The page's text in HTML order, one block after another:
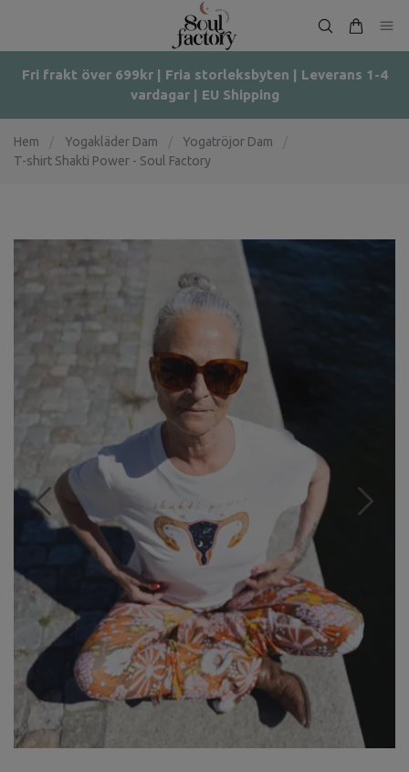
Fri frakt över 699kr | Fria storleksbyten | Leverans 1-4
vardagar | EU Shipping
Hem Yogakläder Dam Yogatröjor Dam
T-shirt Shakti Power - Soul Factory